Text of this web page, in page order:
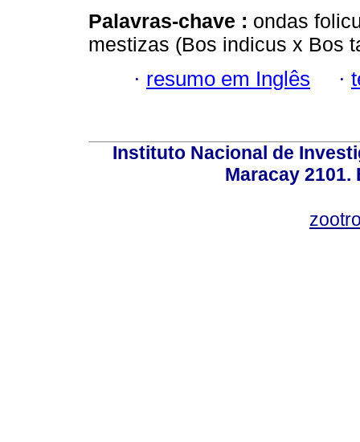
Palavras-chave : ondas
mestizas (Bos indicus x Bos
· resumo em Inglês ·
Instituto Nacional de
Maracay 2101.